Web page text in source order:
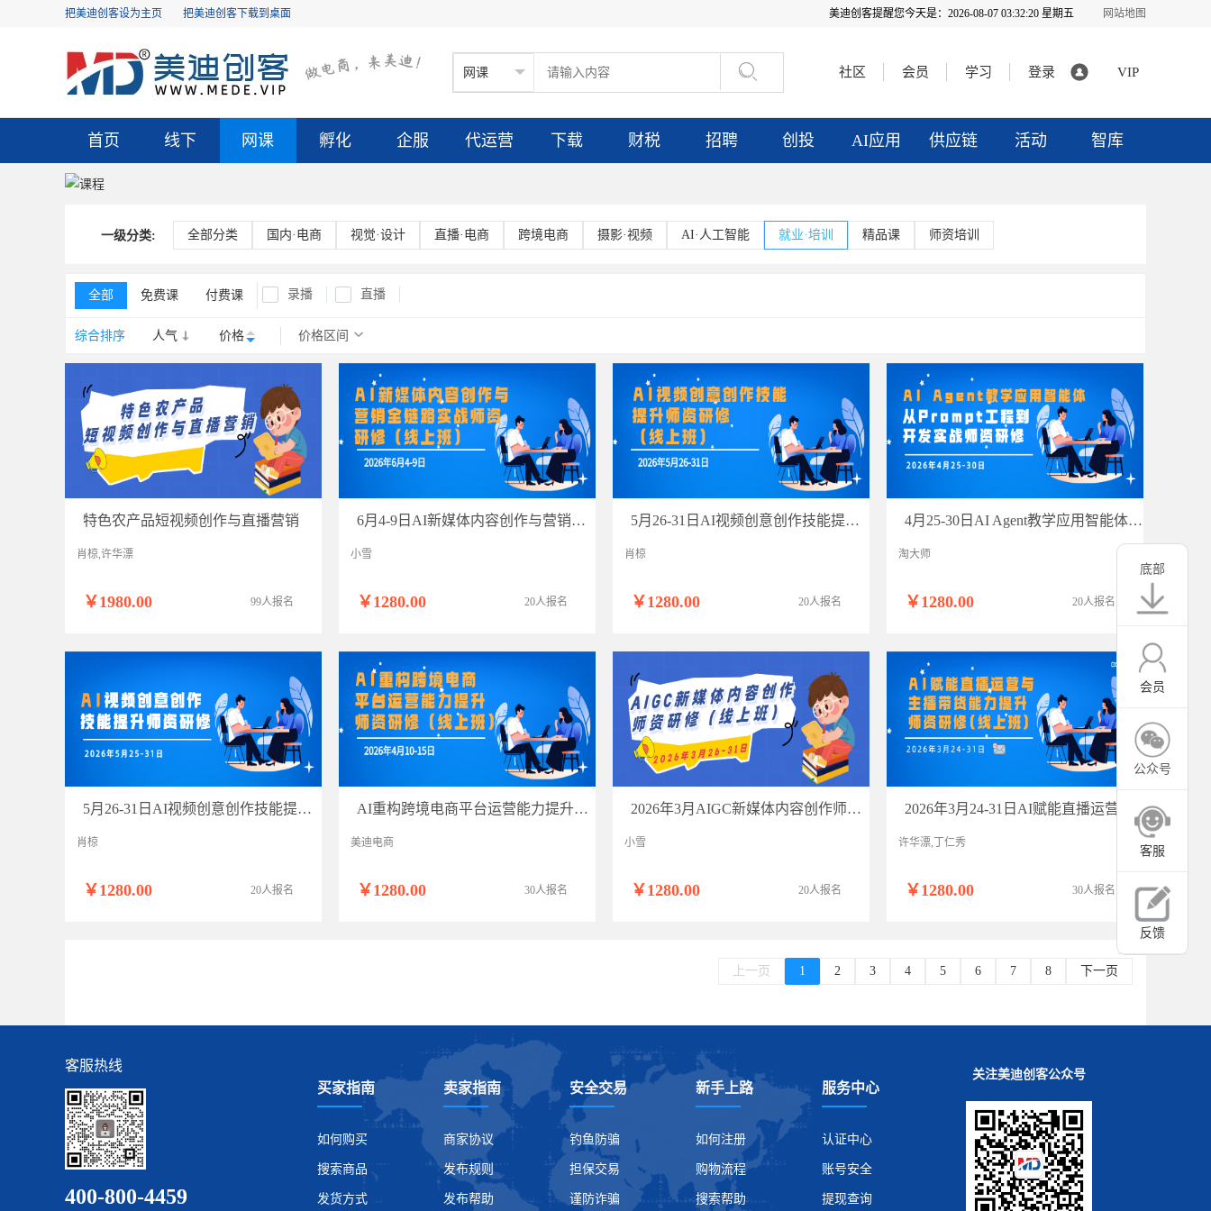
底部
会员
公众号
客服
反馈
把美迪创客设为主页 把美迪创客下载到桌面 美迪创客提醒您今天是： 2026-08-07 03:32:20 星期五 网站地图
 社区 会员 学习 登录 VIP
首页 线下 网课 孵化 企服 代运营 下载 财税 招聘 创投 AI应用 供应链 活动 智库
一级分类: 全部分类 国内·电商 视觉·设计 直播·电商 跨境电商 摄影·视频 AI·人工智能 就业·培训 精品课 师资培训
全部 免费课 付费课 录播 直播
综合排序 人气  价格 价格区间
特色农产品短视频创作与直播营销
肖椋,许华漂
￥1980.00 99人报名
6月4-9日AI新媒体内容创作与营销全链路实战师资研修（线上班）
小雪
￥1280.00 20人报名
5月26-31日AI视频创意创作技能提升师资研修班（线上班）
肖椋
￥1280.00 20人报名
4月25-30日AI Agent教学应用智能体从Prompt工程到开发实战师资研
淘大师
￥1280.00 20人报名
5月26-31日AI视频创意创作技能提升师资研修（线上班）
肖椋
￥1280.00 20人报名
AI重构跨境电商平台运营能力提升师资研修（线上班）
美迪电商
￥1280.00 30人报名
2026年3月AIGC新媒体内容创作师资研修（线上班）
小雪
￥1280.00 20人报名
许华漂,丁仁秀
￥1280.00 30人报名
上一页 1 2 3 4 5 6 7 8 下一页
客服热线
400-800-4459
买家指南
如何购买
搜索商品
发货方式
卖家指南
商家协议
发布规则
发布帮助
安全交易
钓鱼防骗
担保交易
谨防诈骗
新手上路
如何注册
购物流程
搜索帮助
服务中心
认证中心
账号安全
提现查询
关注美迪创客公众号